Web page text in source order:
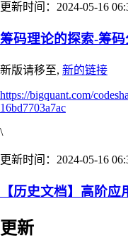
更新时间：2024-05-16
筹码理论的探索-筹
新版请移至, 新的链接
https://bigquant.com/
16bd7703a7ac
\
更新时间：2024-05-16
【历史文档】高阶应
更新